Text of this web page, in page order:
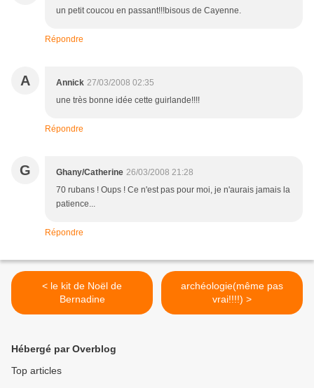
un petit coucou en passant!!!bisous de Cayenne.
Répondre
A Annick 27/03/2008 02:35
une très bonne idée cette guirlande!!!!
Répondre
G Ghany/Catherine 26/03/2008 21:28
70 rubans ! Oups ! Ce n'est pas pour moi, je n'aurais jamais la
patience...
Répondre
< le kit de Noël de
Bernadine
archéologie(même pas
vrai!!!!) >
Hébergé par Overblog
Top articles